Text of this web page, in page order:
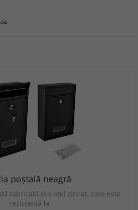
poștală neagră
fabricată din oțel zincat, care este
rezistentă la